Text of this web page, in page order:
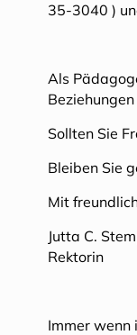
35-3040 )
Als
Sollten Sie
Bleiben Sie
Mit
Jutta C.
Rektorin
Immer wenn